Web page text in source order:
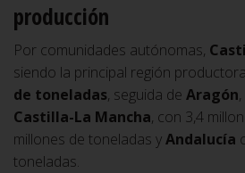
producción
Por comunidades autónomas,
siendo la principal región
de toneladas, seguida de Aragón
Castilla-La Mancha, con 3,4
millones de toneladas yAndalucía
toneladas.